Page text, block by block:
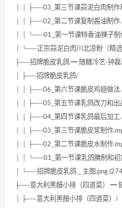
│ │ ├──03_第三节课蒜泥白肉制作
│ │ ├──02_第二节课复制酱油制作
│ │ └──01_第一节课特香油辣子制
│ └──正宗蒜泥白肉川北凉粉（精
├──招牌脆皮乳鸽 ━ 随糖冷艺-钟
│ ├──招牌脆皮乳鸽/
│ │ ├──06_第六节课脆皮鸡翅做法
│ │ ├──05_第五节课乳鸽改刀和出
│ │ ├──04_第四节课乳鸽最后加工
│ │ ├──03_第三节课脆皮浆制作
│ │ ├──02_第二节课脆皮水制作
│ │ └──01_第一节课乳鸽腌制和初
│ └──招牌脆皮乳鸽 _ 主图.png
├──意大利黑醋小排（四道菜） ━
│ ├──意大利黑醋小排（四道菜）/